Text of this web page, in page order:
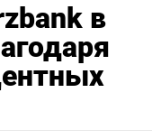
в